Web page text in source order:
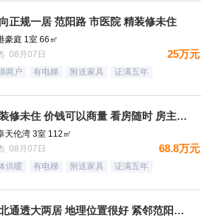
正规一居 范阳路 市医院 精装修未住
豪庭 1室 66㎡
08月07日
25万元
两户 有电梯 附送家具 证满五年
精装修未住 价钱可以商量 看房随时 房主诚意出售
天伦湾 3室 112㎡
08月07日
68.8万元
供暖 有电梯 附送家具 证满五年
南北通透大两居 地理位置很好 紧邻范阳路 出门钻石广场 生